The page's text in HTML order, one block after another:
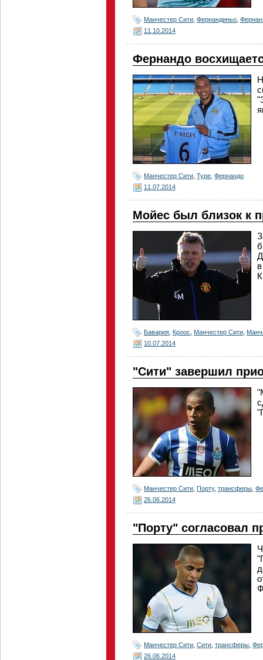
Манчестер Сити Фернандиньо
11.10.2014
Фернандо
Манчестер Сити Туре Фернандо
11.07.2014
Мойес был близок к
Бавария Кроос Манчестер Сити
10.07.2014
"Сити" завершил
Манчестер Сити Порту, трансферы
26.06.2014
"Порту" согласовал
Манчестер Сити Сити трансферы
26.06.2014